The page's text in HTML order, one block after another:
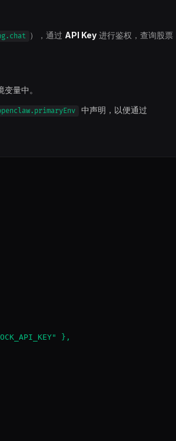
），通过 API Key 进行鉴权，查询股票
量中。
中声明，以便通过
},